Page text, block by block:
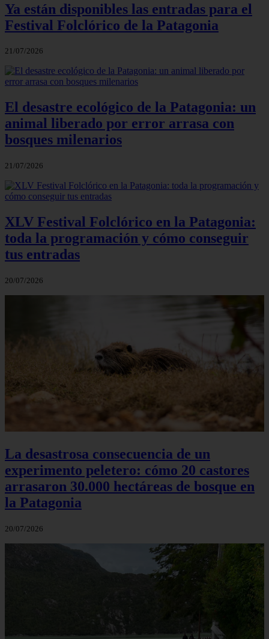
Ya están disponibles las entradas para el
Festival Folclórico de la Patagonia
21/07/2026
El desastre ecológico de la Patagonia: un
animal liberado por error arrasa con
bosques milenarios
21/07/2026
XLV Festival Folclórico en la Patagonia:
toda la programación y cómo conseguir
tus entradas
20/07/2026
La desastrosa consecuencia de un
experimento peletero: cómo 20 castores
arrasaron 30.000 hectáreas de bosque en
la Patagonia
20/07/2026